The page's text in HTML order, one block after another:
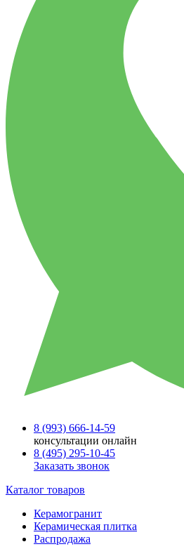
8 (993) 666-14-59
консультации онлайн
8 (495) 295-10-45
Заказать звонок
Каталог товаров
Керамогранит
Керамическая плитка
Распродажа